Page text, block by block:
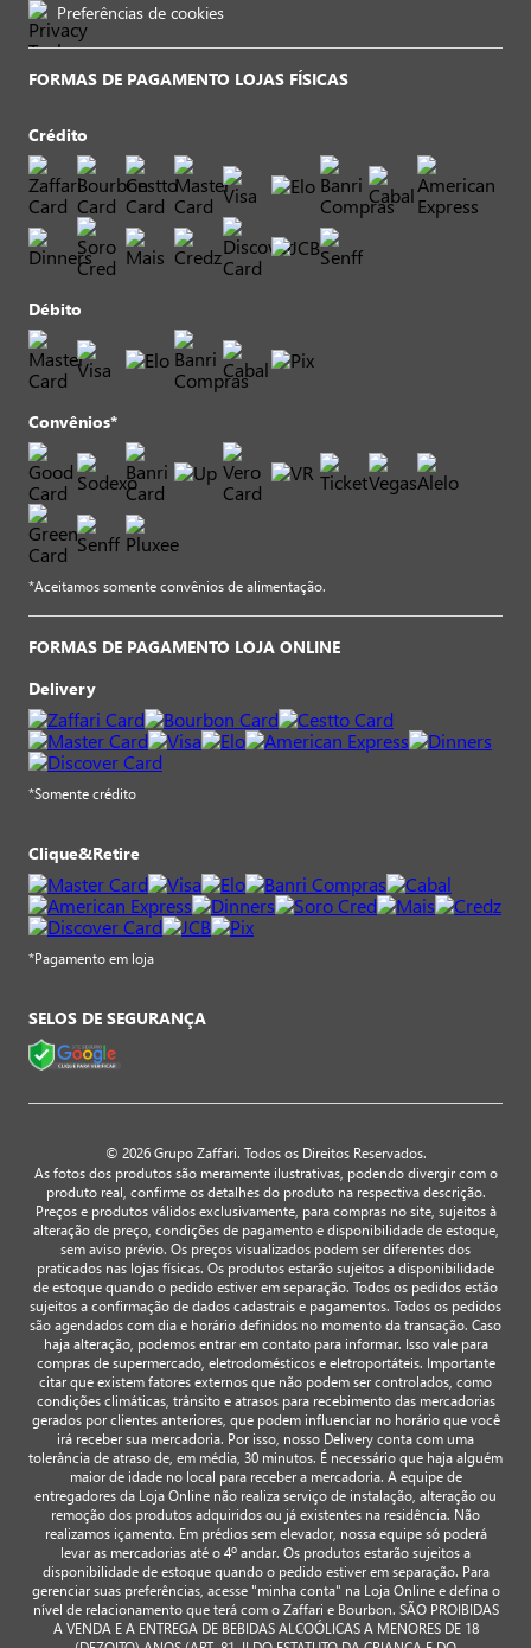
Preferências de cookies
FORMAS DE PAGAMENTO LOJAS FÍSICAS
Crédito
Débito
Convênios*
*Aceitamos somente convênios de alimentação.
FORMAS DE PAGAMENTO LOJA ONLINE
Delivery
*Somente crédito
Clique&Retire
*Pagamento em loja
SELOS DE SEGURANÇA
© 2026 Grupo Zaffari. Todos os Direitos Reservados.
As fotos dos produtos são meramente ilustrativas, podendo divergir com o
produto real, confirme os detalhes do produto na respectiva descrição.
Preços e produtos válidos exclusivamente, para compras no site, sujeitos à
alteração de preço, condições de pagamento e disponibilidade de estoque,
sem aviso prévio. Os preços visualizados podem ser diferentes dos
praticados nas lojas físicas. Os produtos estarão sujeitos a disponibilidade
de estoque quando o pedido estiver em separação. Todos os pedidos estão
sujeitos a confirmação de dados cadastrais e pagamentos. Todos os pedidos
são agendados com dia e horário definidos no momento da transação. Caso
haja alteração, podemos entrar em contato para informar. Isso vale para
compras de supermercado, eletrodomésticos e eletroportáteis. Importante
citar que existem fatores externos que não podem ser controlados, como
condições climáticas, trânsito e atrasos para recebimento das mercadorias
gerados por clientes anteriores, que podem influenciar no horário que você
irá receber sua mercadoria. Por isso, nosso Delivery conta com uma
tolerância de atraso de, em média, 30 minutos. É necessário que haja alguém
maior de idade no local para receber a mercadoria. A equipe de
entregadores da Loja Online não realiza serviço de instalação, alteração ou
remoção dos produtos adquiridos ou já existentes na residência. Não
realizamos içamento. Em prédios sem elevador, nossa equipe só poderá
levar as mercadorias até o 4º andar. Os produtos estarão sujeitos a
disponibilidade de estoque quando o pedido estiver em separação. Para
gerenciar suas preferências, acesse "minha conta" na Loja Online e defina o
nível de relacionamento que terá com o Zaffari e Bourbon. SÃO PROIBIDAS
A VENDA E A ENTREGA DE BEBIDAS ALCOÓLICAS A MENORES DE 18